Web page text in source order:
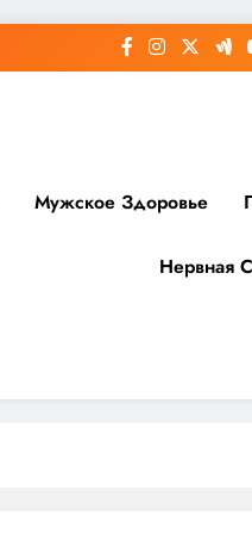
Мужское Здоровье
Нервная